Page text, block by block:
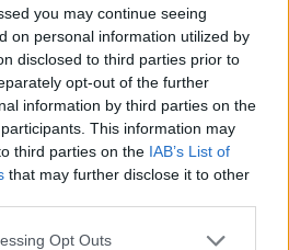
you may continue seeing
on personal information utilized by
disclosed to third parties prior to
opt-out of the further
information by third parties on the
This information may
third parties on the IAB’s List of
that may further disclose it to other
Opt Outs